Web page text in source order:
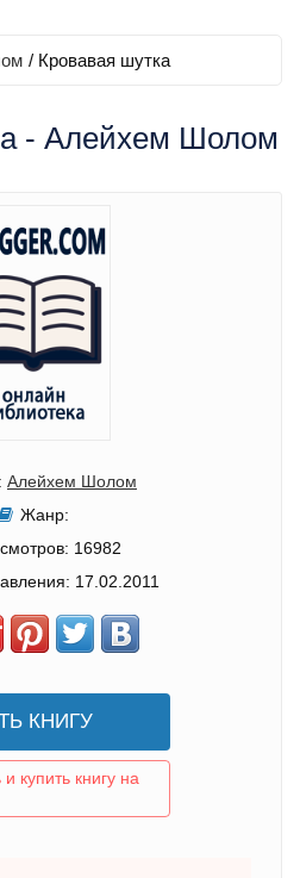
/ Кровавая шутка
- Алейхем Шолом
Алейхем Шолом
Жанр:
16982
17.02.2011
КНИГУ
купить книгу на